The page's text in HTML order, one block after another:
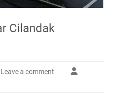
Cilandak
Leave a comment